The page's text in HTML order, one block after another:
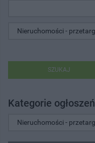
SZUKAJ
Kategorie ogłoszeń